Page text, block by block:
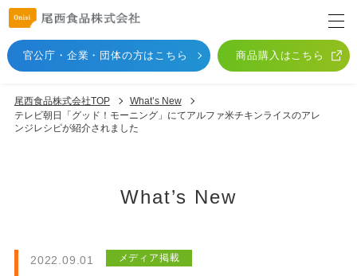
官公庁・企業・団体の方はこちら 商品購入はこちら
尾西食品株式会社TOP
What’s New
テレビ朝日「グッド！モーニング」にてアルファ米チキンライスのアレ
ンジレシピが紹介されました
What’s New
2022.09.01 メディア掲載